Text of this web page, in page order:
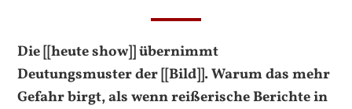
Die [[heute show]] übernimmt
Deutungsmuster der [[Bild]]. Warum das mehr
Gefahr birgt, als wenn reißerische Berichte in